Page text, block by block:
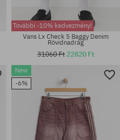
Elérhető méretek:
S; M; XL
További -10% kedvezmény!
Vans Lx Check 5 Baggy Denim
Rövidnadrág
31060 Ft 22820 Ft
New
-6%